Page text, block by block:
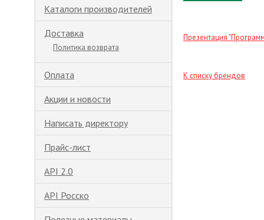
Каталоги производителей
Доставка
Политика возврата
Оплата
Акции и новости
Написать директору
Прайс-лист
API 2.0
API Росско
Презентация
К списку брендов